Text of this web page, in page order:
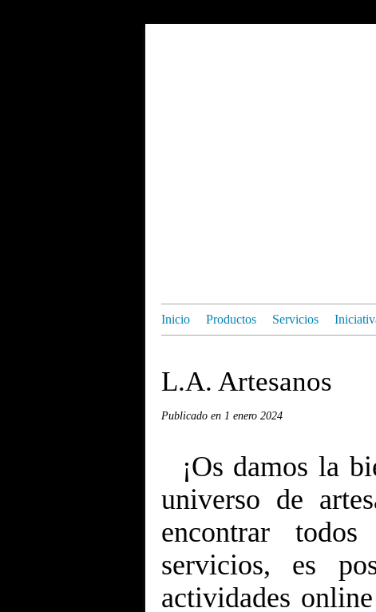
Inicio Productos Servicios
L.A. Artesanos
Publicado en 1 enero 2024
¡Os damos la
universo de
encontrar
servicios, es
actividades